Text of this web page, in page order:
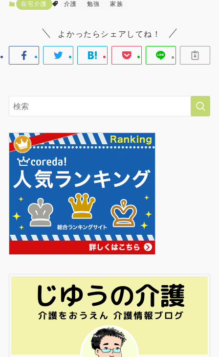
在宅介護 介護 勉強 家族
よかったらシェアしてね！